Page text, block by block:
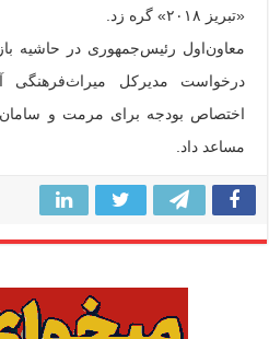
«تبریز ۲۰۱۸» گره زد.
معاون‌اول رئیس‌جمهوری در حاشیه
درخواست مدیرکل
اختصاص بودجه برای مرمت و
مساعد داد.